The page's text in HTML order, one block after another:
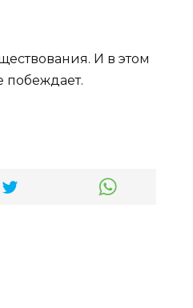
И в этом
побеждает.